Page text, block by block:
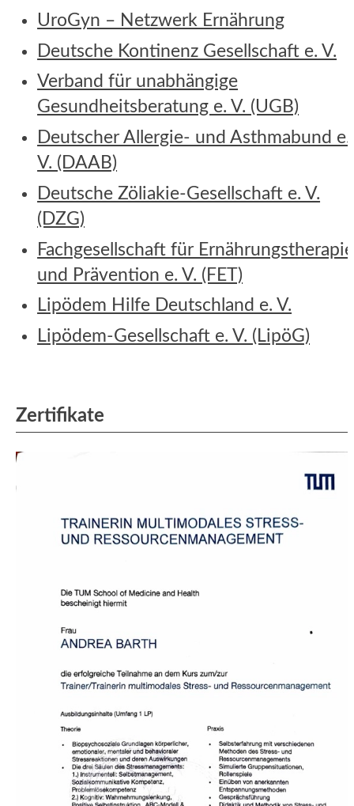
UroGyn – Netzwerk Ernährung
Deutsche Kontinenz Gesellschaft e. V.
Verband für unabhängige
Gesundheitsberatung e. V. (UGB)
Deutscher Allergie- und Asthmabund e.
V. (DAAB)
Deutsche Zöliakie-Gesellschaft e. V.
(DZG)
Fachgesellschaft für Ernährungstherapie
und Prävention e. V. (FET)
Lipödem Hilfe Deutschland e. V.
Lipödem-Gesellschaft e. V. (LipöG)
Zertifikate